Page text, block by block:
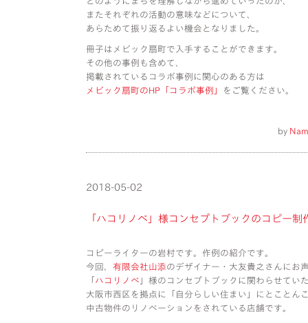
またそれぞれの活動の意味などについて、
あらためて振り返るよい機会となりました。
冊子はメビック扇町で入手することができます。
その他の事例も含めて、
掲載されているコラボ事例に関心のある方は
メビック扇町のHP「コラボ事例」
をご覧ください。
by
2018-05-02
「ハコリノベ」様コンセプトブックのコピー制
コピーライターの岩村です。作例の紹介です。
今回、 有限会社山添のデザイナー・大友貴之さんにお
「 ハコリノベ 」様のコンセプトブックに関わらせてい
大阪市西区を拠点に「自分らしい住まい」にとことん
中古物件のリノベーションをされている店舗です。